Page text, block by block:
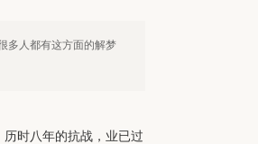
多人都有这方面的解梦
历时八年的抗战，业已过